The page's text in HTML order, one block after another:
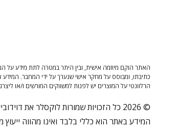
האתר הוקם מיוזמה אישית, ובין היתר במטרה לתת מידע על
כתיבתו, ומבוסס על מחקר אישי שנערך על ידי המחבר.
הרלוונטי על המוצרים יש לפנות למשווקים המורשים ו/או
© 2026 כל הזכויות שמורות לוקסלר את דוידוביץ'
המידע באתר הוא כללי בלבד ואינו מהווה ייעוץ